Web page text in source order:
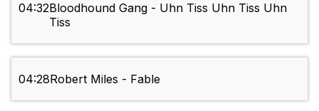
04:32Bloodhound Gang - Uhn Tiss Uhn Tiss Uhn
Tiss
04:28Robert Miles - Fable